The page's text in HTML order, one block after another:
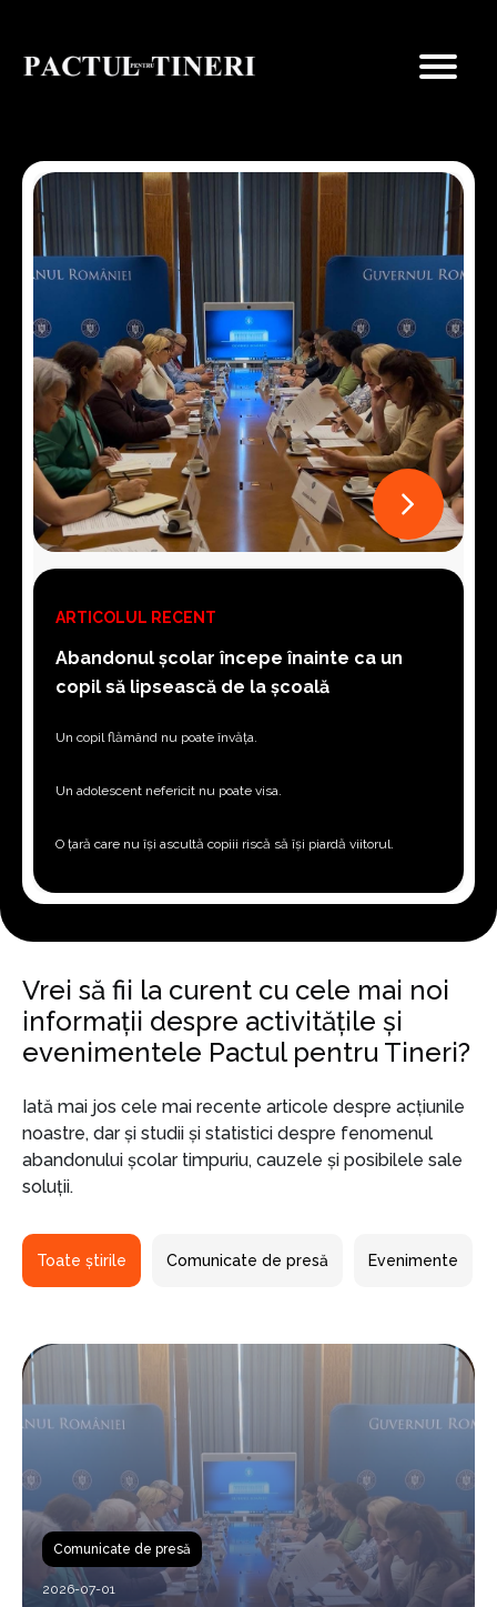
ARTICOLUL RECENT
Abandonul școlar începe înainte ca un
copil să lipsească de la școală
Un copil flămând nu poate învăța.
Un adolescent nefericit nu poate visa.
O țară care nu își ascultă copiii riscă să își piardă viitorul.
Vrei să fii la curent cu cele mai noi
informații despre activitățile și
evenimentele Pactul pentru Tineri?
Iată mai jos cele mai recente articole despre acțiunile
noastre, dar și studii și statistici despre fenomenul
abandonului școlar timpuriu, cauzele și posibilele sale
soluții.
Toate știrile Comunicate de presă Evenimente
Comunicate de presă
2026-07-01